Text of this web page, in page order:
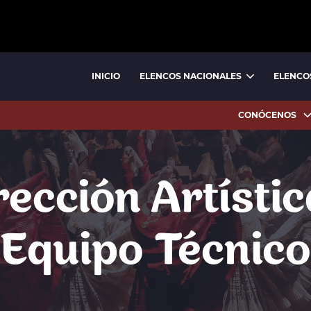
INICIO ELENCOS NACIONALES
CONÓCENOS
Equipo Técnico